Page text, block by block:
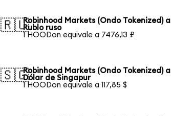
🇷🇺Robinhood Markets (Ondo Tokenized) a
Rublo ruso
1 HOODon equivale a 7476,13 ₽
🇸🇬Robinhood Markets (Ondo Tokenized) a
Dólar de Singapur
1 HOODon equivale a 117,85 $